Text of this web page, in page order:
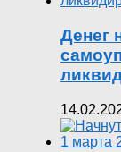
Денег